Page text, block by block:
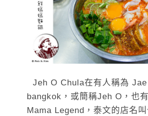
Jeh O Chula在有人稱為
bangkok，或簡稱Jeh O，也
Mama Legend，泰文的店名